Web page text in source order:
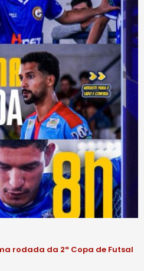
rodada da 2ª Copa de Futsal